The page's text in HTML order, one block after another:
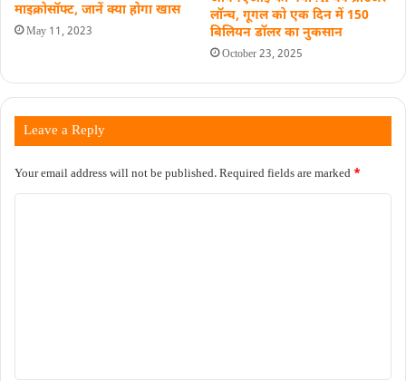
माइक्रोसॉफ्ट, जानें क्‍या होगा खास
May 11, 2023
लॉन्च, गूगल को एक दिन में 150
बिलियन डॉलर का नुकसान
October 23, 2025
Leave a Reply
Your email address will not be published.Required fields are marked *